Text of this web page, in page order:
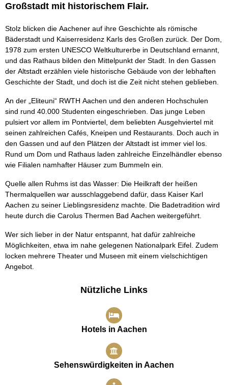
Großstadt mit historischem Flair.
Stolz blicken die Aachener auf ihre Geschichte als römische
Bäderstadt und Kaiserresidenz Karls des Großen zurück. Der Dom,
1978 zum ersten UNESCO Weltkulturerbe in Deutschland ernannt,
und das Rathaus bilden den Mittelpunkt der Stadt. In den Gassen
der Altstadt erzählen viele historische Gebäude von der lebhaften
Geschichte der Stadt, und doch ist die Zeit nicht stehen geblieben.
An der „Eliteuni“ RWTH Aachen und den anderen Hochschulen
sind rund 40.000 Studenten eingeschrieben. Das junge Leben
pulsiert vor allem im Pontviertel, dem beliebten Ausgehviertel mit
seinen zahlreichen Cafés, Kneipen und Restaurants. Doch auch in
den Gassen und auf den Plätzen der Altstadt ist immer viel los.
Rund um Dom und Rathaus laden zahlreiche Einzelhändler ebenso
wie Filialen namhafter Häuser zum Bummeln ein.
Quelle allen Ruhms ist das Wasser: Die Heilkraft der heißen
Thermalquellen war ausschlaggebend dafür, dass Kaiser Karl
Aachen zu seiner Lieblingsresidenz machte. Die Badetradition wird
heute durch die Carolus Thermen Bad Aachen weitergeführt.
Wer sich lieber in der Natur entspannt, hat dafür zahlreiche
Möglichkeiten, etwa im nahe gelegenen Nationalpark Eifel. Zudem
locken mehrere Theater und Museen mit einem vielschichtigen
Angebot.
Nützliche Links
Hotels in Aachen
Sehenswürdigkeiten in Aachen